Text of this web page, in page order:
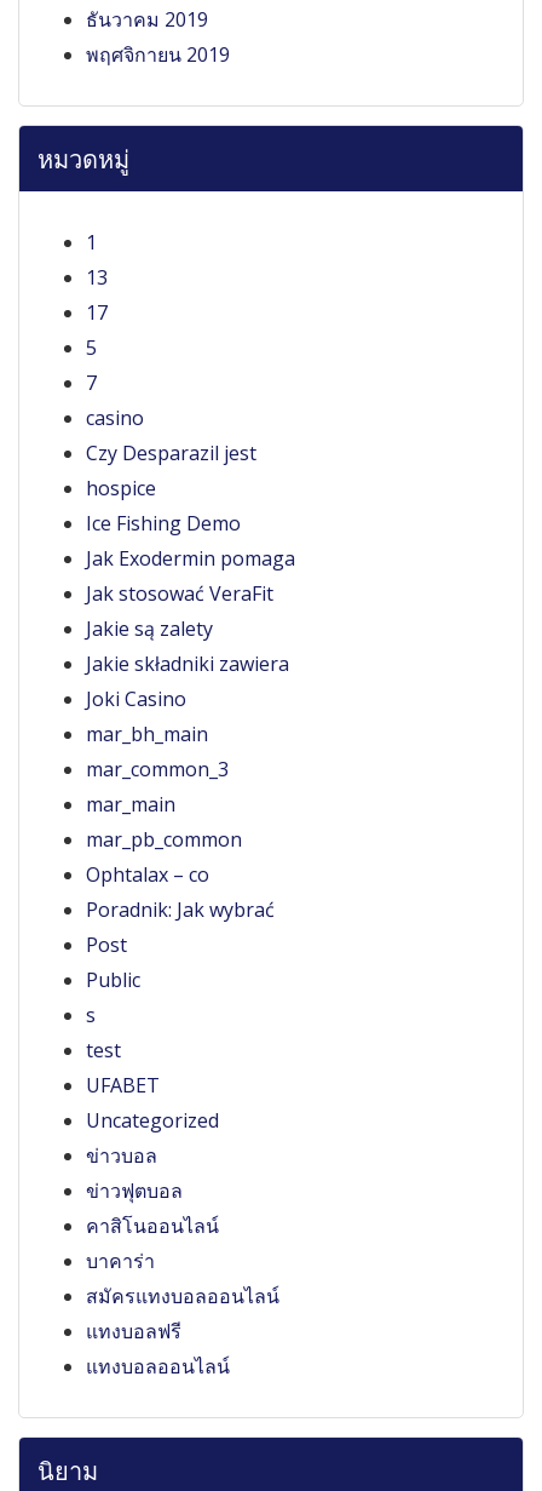
ธันวาคม 2019
พฤศจิกายน 2019
หมวดหมู่
1
13
17
5
7
casino
Czy Desparazil jest
hospice
Ice Fishing Demo
Jak Exodermin pomaga
Jak stosować VeraFit
Jakie są zalety
Jakie składniki zawiera
Joki Casino
mar_bh_main
mar_common_3
mar_main
mar_pb_common
Ophtalax – co
Poradnik: Jak wybrać
Post
Public
s
test
UFABET
Uncategorized
ข่าวบอล
ข่าวฟุตบอล
คาสิโนออนไลน์
บาคาร่า
สมัครแทงบอลออนไลน์
แทงบอลฟรี
แทงบอลออนไลน์
นิยาม